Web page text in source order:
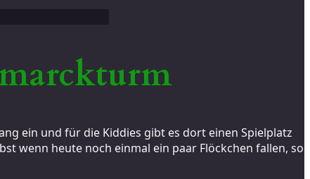
ein und für die Kiddies gibt es dort einen Spielplatz
wenn heute noch einmal ein paar Flöckchen fallen, so